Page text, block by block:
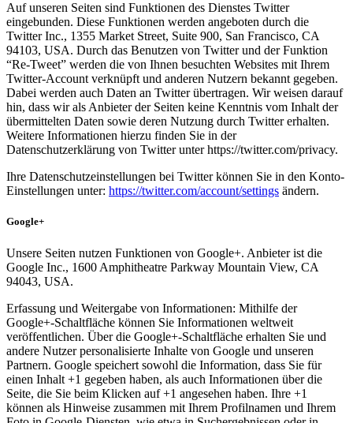
Auf unseren Seiten sind Funktionen des Dienstes Twitter
eingebunden. Diese Funktionen werden angeboten durch die
Twitter Inc., 1355 Market Street, Suite 900, San Francisco, CA
94103, USA. Durch das Benutzen von Twitter und der Funktion
“Re-Tweet” werden die von Ihnen besuchten Websites mit Ihrem
Twitter-Account verknüpft und anderen Nutzern bekannt gegeben.
Dabei werden auch Daten an Twitter übertragen. Wir weisen darauf
hin, dass wir als Anbieter der Seiten keine Kenntnis vom Inhalt der
übermittelten Daten sowie deren Nutzung durch Twitter erhalten.
Weitere Informationen hierzu finden Sie in der
Datenschutzerklärung von Twitter unter https://twitter.com/privacy.
Ihre Datenschutzeinstellungen bei Twitter können Sie in den Konto-
Einstellungen unter: https://twitter.com/account/settings ändern.
Google+
Unsere Seiten nutzen Funktionen von Google+. Anbieter ist die
Google Inc., 1600 Amphitheatre Parkway Mountain View, CA
94043, USA.
Erfassung und Weitergabe von Informationen: Mithilfe der
Google+-Schaltfläche können Sie Informationen weltweit
veröffentlichen. Über die Google+-Schaltfläche erhalten Sie und
andere Nutzer personalisierte Inhalte von Google und unseren
Partnern. Google speichert sowohl die Information, dass Sie für
einen Inhalt +1 gegeben haben, als auch Informationen über die
Seite, die Sie beim Klicken auf +1 angesehen haben. Ihre +1
können als Hinweise zusammen mit Ihrem Profilnamen und Ihrem